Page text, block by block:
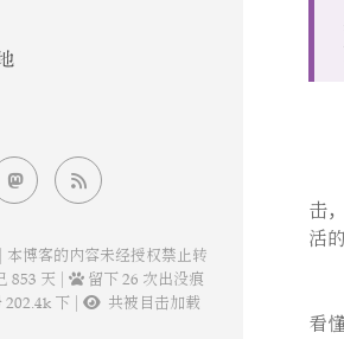
本博客的内容未经授权禁止转
853 天 |
留下 26 次出没痕
下 | 共被目击加载
击
活
看